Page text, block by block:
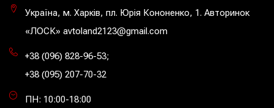
Україна, м. Харків, пл. Юрія Кононенко, 1. Авторинок
«ЛОСК» avtoland2123@gmail.com
+38 (096) 828-96-53;
+38 (095) 207-70-32
ПН: 10:00-18:00